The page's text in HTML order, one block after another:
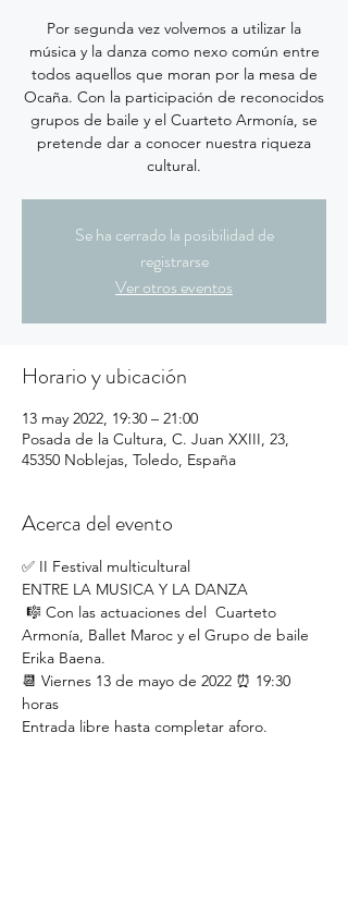
Por segunda vez volvemos a utilizar la
música y la danza como nexo común entre
todos aquellos que moran por la mesa de
Ocaña. Con la participación de reconocidos
grupos de baile y el Cuarteto Armonía, se
pretende dar a conocer nuestra riqueza
cultural.
Se ha cerrado la posibilidad de
registrarse
Ver otros eventos
Horario y ubicación
13 may 2022, 19:30 – 21:00
Posada de la Cultura, C. Juan XXIII, 23,
45350 Noblejas, Toledo, España
Acerca del evento
✅ II Festival multicultural
ENTRE LA MUSICA Y LA DANZA
🎼 Con las actuaciones del  Cuarteto
Armonía, Ballet Maroc y el Grupo de baile
Erika Baena.
📆 Viernes 13 de mayo de 2022 ⏰ 19:30
horas
Entrada libre hasta completar aforo.